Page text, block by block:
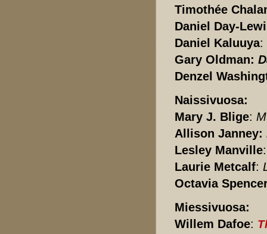
Timothée
Daniel Day-
Daniel Kaluuya:
Gary Oldman:
Denzel
Naissivuosa:
Mary J. Blige:
Allison Janney:
Lesley Manville
Laurie Metcalf:
Octavia
Miessivuosa:
Willem Dafoe: